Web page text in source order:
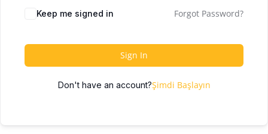
Keep me signed in Forgot Password?
Sign In
Don't have an account?Şimdi Başlayın